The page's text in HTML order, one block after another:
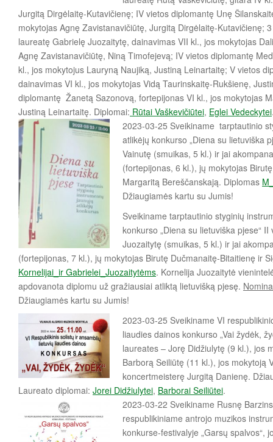
Jurgitą Dirgėlaitę-Kutavičienę; IV vietos diplomantę Unę
mokytojas Agnę Zavistanavičiūtę, Jurgitą Dirgėlaitę-Kutavičienę;
laureatę Gabrielę Juozaitytę, dainavimas VII kl., jos mokytojas
Agnę Zavistanavičiūtę, Niną Timofejevą; IV vietos diplomantę
kl., jos mokytojus Lauryną Naujiką, Justiną Leinartaitę; V vietos
dainavimas VI kl., jos mokytojas Vidą Taurinskaitę-Rukšienę,
diplomantę Žanetą Sazonovą, fortepijonas VI kl., jos mokytojas
Justiną Leinartaitę. Diplomai: Rūtai Vaškevičiūtei, Eglei Vedeckytei
2023-03-25 Sveikiname tarptautinio
atlikėjų konkurso „Diena su lietuviška
Vainutę (smuikas, 5 kl.) ir jai
(fortepijonas, 6 kl.), jų mokytojas
Margaritą Bereščanskają. Diplomas
Džiaugiamės kartu su Jumis!
Sveikiname tarptautinio styginių
konkurso „Diena su lietuviška pjese“
Juozaitytę (smuikas, 5 kl.) ir jai
(fortepijonas, 7 kl.), jų mokytojas Birutę Dučmanaitę-Bitaitienę ir
Kornelijai_ir Gabrielei Juozaitytėms. Kornelija Juozaitytė
apdovanota diplomu už gražiausiai atliktą lietuvišką pjesę.
Džiaugiamės kartu su Jumis!
2023-03-25 Sveikiname VI
liaudies dainos konkurso „Vai žydėk,
laureates – Jorę Didžiulytę (9 kl.), jos
Barborą Seiliūtę (11 kl.), jos mokytoją
koncertmeisterę Jurgitą Danienę.
Laureato diplomai: Jorei Didžiulytei, Barborai Seiliūtei.
2023-03-22 Sveikiname Rusnę
respublikiniame antrojo muzikos
konkurse-festivalyje „Garsų spalvos“,